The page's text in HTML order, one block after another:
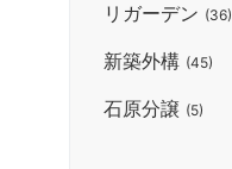
リガーデン (36)
新築外構 (45)
石原分譲 (5)